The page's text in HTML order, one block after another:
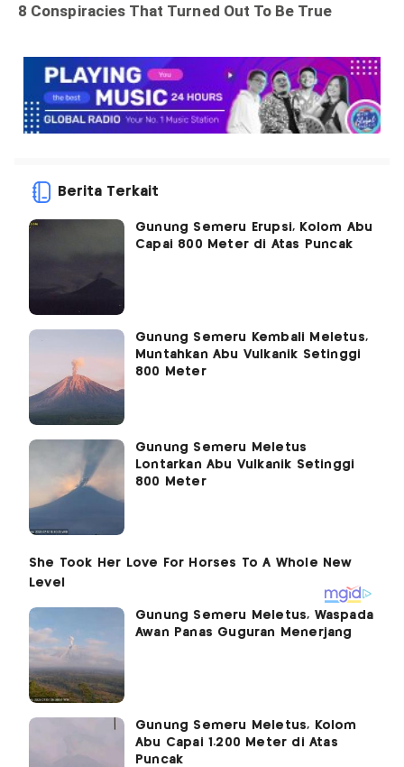
Berita Terkait
Gunung Semeru Erupsi, Kolom Abu
Capai 800 Meter di Atas Puncak
Gunung Semeru Kembali Meletus,
Muntahkan Abu Vulkanik Setinggi
800 Meter
Gunung Semeru Meletus
Lontarkan Abu Vulkanik Setinggi
800 Meter
Gunung Semeru Meletus, Waspada
Awan Panas Guguran Menerjang
Gunung Semeru Meletus, Kolom
Abu Capai 1.200 Meter di Atas
Puncak